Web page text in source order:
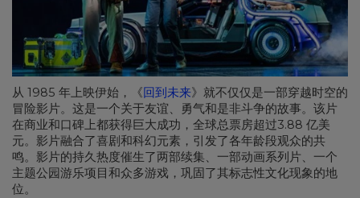
从 1985 年上映伊始，《回到未来》就不仅仅是一部穿越时空的
冒险影片。这是一个关于友谊、勇气和是非斗争的故事。该片
在商业和口碑上都获得巨大成功，全球总票房超过3.88 亿美
元。影片融合了喜剧和科幻元素，引发了各年龄段观众的共
鸣。影片的持久热度催生了两部续集、一部动画系列片、一个
主题公园游乐项目和众多游戏，巩固了其标志性文化现象的地
位。